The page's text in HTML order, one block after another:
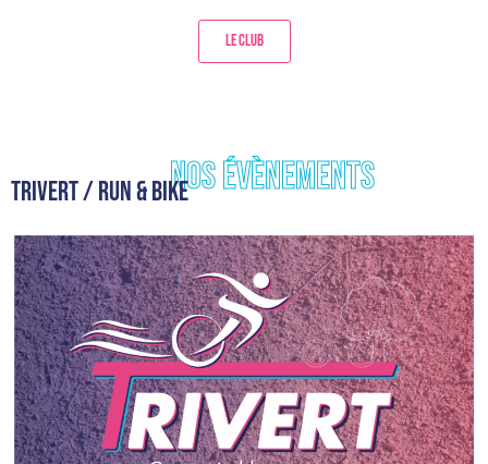
Le club
Trivert / Run & bikeNos évènements